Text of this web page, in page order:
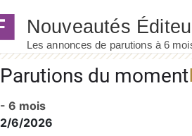
Parutions du moment
- 6 mois
2/6/2026